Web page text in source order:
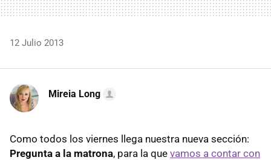
12 Julio 2013
Mireia Long
Como todos los viernes llega nuestra nueva sección:
Pregunta a la matrona, para la que vamos a contar con